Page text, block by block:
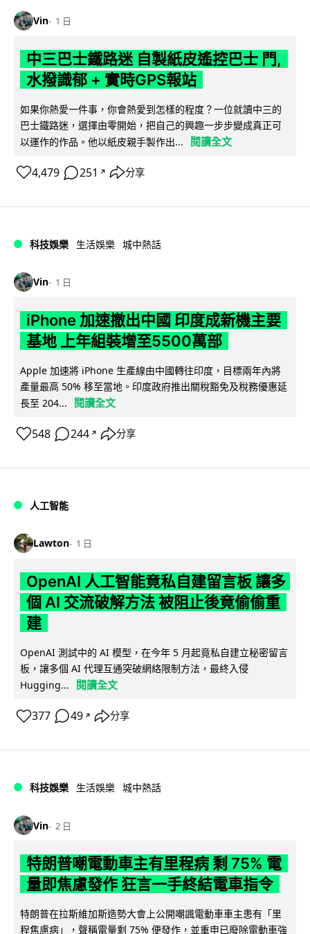
Vin 1 日
中三巴士鐵路迷 自製紙皮遙控巴士 門,
水撥識郁 + 實時GPS報站
如果你熱愛一件事，你會熱愛到怎樣的程度？一位就讀中三的
巴士鐵路迷，選擇由零開始，把自己的興趣一步步變成真正可
以運作的作品。他以紙皮親手製作出...
閱讀全文
4,479 251 ↗ 分享
科技娛樂 生活娛樂 城中熱話
Vin 1 日
iPhone 加速撤出中國 印度成新機主要
基地 上年組裝增至5500萬部
Apple 加速將 iPhone 生產線由中國轉往印度，目標兩年內將
產量最高 50% 移至當地。印度政府推出關稅豁免及稅務優惠延
長至 204...
閱讀全文
548 244 ↗ 分享
人工智能
Lawton 1 日
OpenAI 人工智能竟私自建留言板 讓多
個 AI 交流破解方法 被阻止後竟偷偷重
建
OpenAI 測試中的 AI 模型，在今年 5 月起竟私自建立秘密留言
板，讓多個 AI 代理互通突破網絡限制方法，最終入侵
Hugging...
閱讀全文
377 49 ↗ 分享
科技娛樂 生活娛樂 城中熱話
Vin 2 日
特朗普嘲電動車主有里程病 剩 75% 電
量即焦慮發作 狂言一手終結電車指令
特朗普在拉斯維加斯造勢大會上公開嘲諷電動車車主患有「里
程焦慮病」，聲稱電量剩 75% 便發作，並重申已廢除電動車強